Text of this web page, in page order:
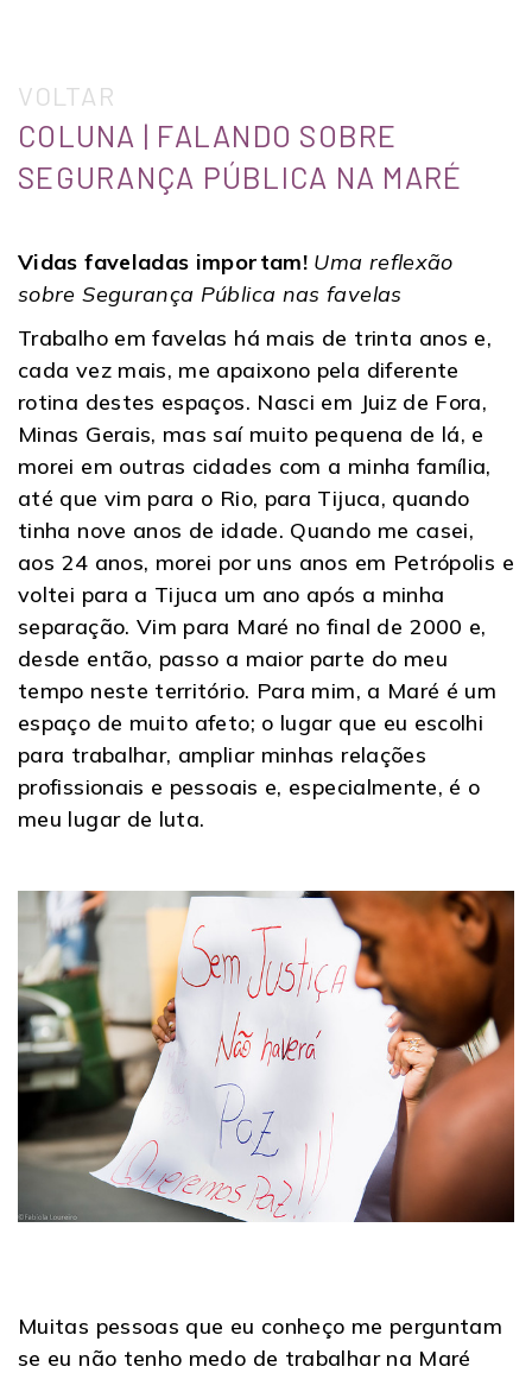
VOLTAR
COLUNA | FALANDO SOBRE
SEGURANÇA PÚBLICA NA MARÉ
Vidas faveladas importam! Uma reflexão
sobre Segurança Pública nas favelas
Trabalho em favelas há mais de trinta anos e,
cada vez mais, me apaixono pela diferente
rotina destes espaços. Nasci em Juiz de Fora,
Minas Gerais, mas saí muito pequena de lá, e
morei em outras cidades com a minha família,
até que vim para o Rio, para Tijuca, quando
tinha nove anos de idade. Quando me casei,
aos 24 anos, morei por uns anos em Petrópolis e
voltei para a Tijuca um ano após a minha
separação. Vim para Maré no final de 2000 e,
desde então, passo a maior parte do meu
tempo neste território. Para mim, a Maré é um
espaço de muito afeto; o lugar que eu escolhi
para trabalhar, ampliar minhas relações
profissionais e pessoais e, especialmente, é o
meu lugar de luta.
Muitas pessoas que eu conheço me perguntam
se eu não tenho medo de trabalhar na Maré